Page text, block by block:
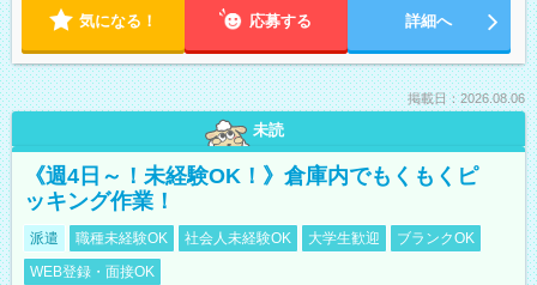
気になる！ 応募する 詳細へ
掲載日：2026.08.06
未読
《週4日～！未経験OK！》倉庫内でもくもくピ
ッキング作業！
派遣 職種未経験OK 社会人未経験OK 大学生歓迎
ブランクOK
WEB登録・面接OK